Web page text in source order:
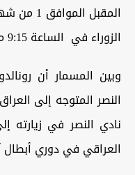
المقبل
الزوراء في الساعة 9:15 مساءً بتوقيت العراق والسعودية .
وبين المسمار أن
النصر المتوجه إلى
نادي النصر في
العراقي في دوري